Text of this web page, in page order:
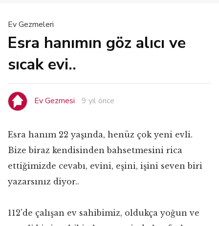
Ev Gezmeleri
Esra hanımın göz alıcı ve
sıcak evi..
Ev Gezmesi 9 yıl önce
Esra hanım 22 yaşında, henüz çok yeni evli.
Bize biraz kendisinden bahsetmesini rica
ettiğimizde cevabı, evini, eşini, işini seven biri
yazarsınız diyor..
112'de çalışan ev sahibimiz, oldukça yoğun ve